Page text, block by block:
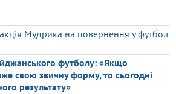
Мудрика на повернення у футбол
футболу: «Якщо
свою звичну форму, то сьогодні
результату»